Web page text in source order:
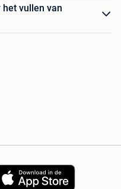
vullen van